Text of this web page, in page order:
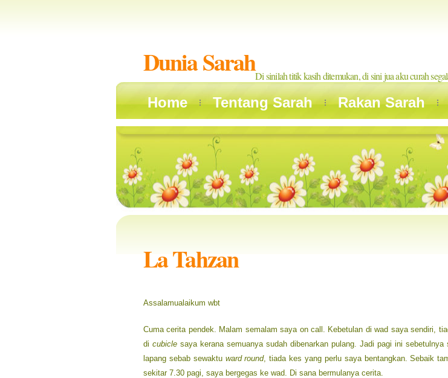
Dunia SarahDi sinilah titik kasih ditemukan, di sini jua aku curah
Home Tentang Sarah Rakan Sarah
La Tahzan
Assalamualaikum wbt
Cuma cerita pendek. Malam semalam saya on call. Kebetulan di wad saya sendiri,
di cubicle saya kerana semuanya sudah dibenarkan pulang. Jadi pagi ini sebetulnya
lapang sebab sewaktu ward round, tiada kes yang perlu saya bentangkan. Sebaik
sekitar 7.30 pagi, saya bergegas ke wad. Di sana bermulanya cerita.